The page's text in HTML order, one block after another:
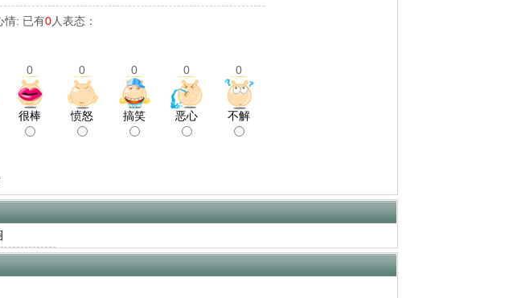
情: 已有0人表态：
0 0 0 0 0
很棒 愤怒 搞笑 恶心 不解